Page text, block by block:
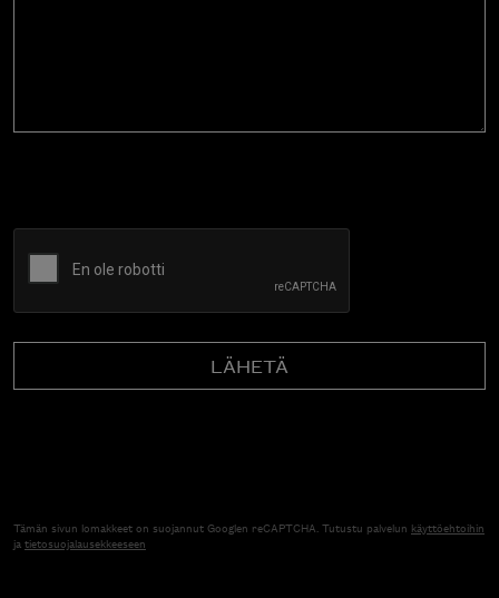
Tämän sivun lomakkeet on suojannut Googlen reCAPTCHA. Tutustu palvelun käyttöehtoihin
jatietosuojalausekkeeseen